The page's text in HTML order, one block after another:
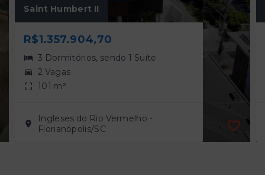
Saint Humbert II
R$1.357.904,70
3 Dormitórios, sendo 1 Suíte
2 Vagas
101 m²
Ingleses do Rio Vermelho -
Florianópolis/SC